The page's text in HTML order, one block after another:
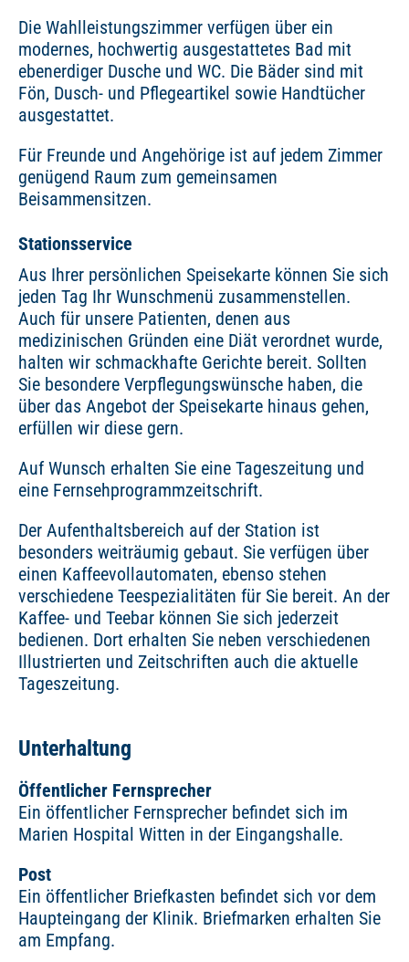
Die Wahlleistungszimmer verfügen über ein
modernes, hochwertig ausgestattetes Bad mit
ebenerdiger Dusche und WC. Die Bäder sind mit
Fön, Dusch- und Pflegeartikel sowie Handtücher
ausgestattet.
Für Freunde und Angehörige ist auf jedem Zimmer
genügend Raum zum gemeinsamen
Beisammensitzen.
Stationsservice
Aus Ihrer persönlichen Speisekarte können Sie sich
jeden Tag Ihr Wunschmenü zusammenstellen.
Auch für unsere Patienten, denen aus
medizinischen Gründen eine Diät verordnet wurde,
halten wir schmackhafte Gerichte bereit. Sollten
Sie besondere Verpflegungswünsche haben, die
über das Angebot der Speisekarte hinaus gehen,
erfüllen wir diese gern.
Auf Wunsch erhalten Sie eine Tageszeitung und
eine Fernsehprogrammzeitschrift.
Der Aufenthaltsbereich auf der Station ist
besonders weiträumig gebaut. Sie verfügen über
einen Kaffeevollautomaten, ebenso stehen
verschiedene Teespezialitäten für Sie bereit. An der
Kaffee- und Teebar können Sie sich jederzeit
bedienen. Dort erhalten Sie neben verschiedenen
Illustrierten und Zeitschriften auch die aktuelle
Tageszeitung.
Unterhaltung
Öffentlicher Fernsprecher
Ein öffentlicher Fernsprecher befindet sich im
Marien Hospital Witten in der Eingangshalle.
Post
Ein öffentlicher Briefkasten befindet sich vor dem
Haupteingang der Klinik. Briefmarken erhalten Sie
am Empfang.